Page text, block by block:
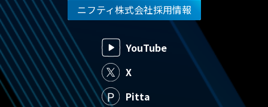
ニフティ株式会社採用情報
YouTube
X
Pitta